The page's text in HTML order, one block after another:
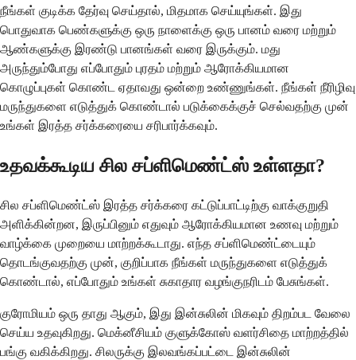
நீங்கள் குடிக்க தேர்வு செய்தால், மிதமாக செய்யுங்கள். இது
பொதுவாக பெண்களுக்கு ஒரு நாளைக்கு ஒரு பானம் வரை மற்றும்
ஆண்களுக்கு இரண்டு பானங்கள் வரை இருக்கும். மது
அருந்தும்போது எப்போதும் புரதம் மற்றும் ஆரோக்கியமான
கொழுப்புகள் கொண்ட ஏதாவது ஒன்றை உண்ணுங்கள். நீங்கள் நீரிழிவு
மருந்துகளை எடுத்துக் கொண்டால் படுக்கைக்குச் செல்வதற்கு முன்
உங்கள் இரத்த சர்க்கரையை சரிபார்க்கவும்.
உதவக்கூடிய சில சப்ளிமெண்ட்ஸ் உள்ளதா?
சில சப்ளிமெண்ட்ஸ் இரத்த சர்க்கரை கட்டுப்பாட்டிற்கு வாக்குறுதி
அளிக்கின்றன, இருப்பினும் எதுவும் ஆரோக்கியமான உணவு மற்றும்
வாழ்க்கை முறையை மாற்றக்கூடாது. எந்த சப்ளிமெண்ட்டையும்
தொடங்குவதற்கு முன், குறிப்பாக நீங்கள் மருந்துகளை எடுத்துக்
கொண்டால், எப்போதும் உங்கள் சுகாதார வழங்குநரிடம் பேசுங்கள்.
குரோமியம் ஒரு தாது ஆகும், இது இன்சுலின் மிகவும் திறம்பட வேலை
செய்ய உதவுகிறது. மெக்னீசியம் குளுக்கோஸ் வளர்சிதை மாற்றத்தில்
பங்கு வகிக்கிறது. சிலருக்கு இலவங்கப்பட்டை இன்சுலின்